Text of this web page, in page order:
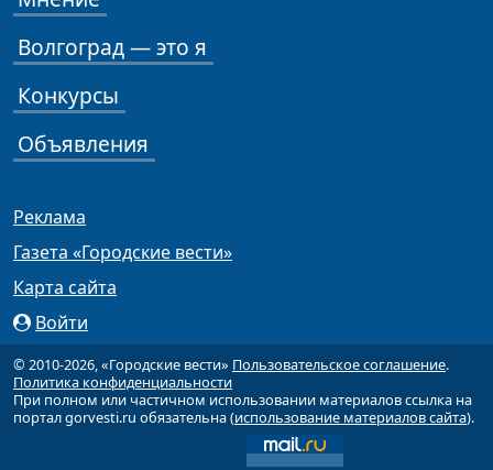
Волгоград — это я
Конкурсы
Объявления
Реклама
Газета «Городские вести»
Карта сайта
Войти
© 2010-2026, «Городские вести» Пользовательское соглашение.
Политика конфиденциальности
При полном или частичном использовании материалов ссылка на
портал gorvesti.ru обязательна (использование материалов сайта).